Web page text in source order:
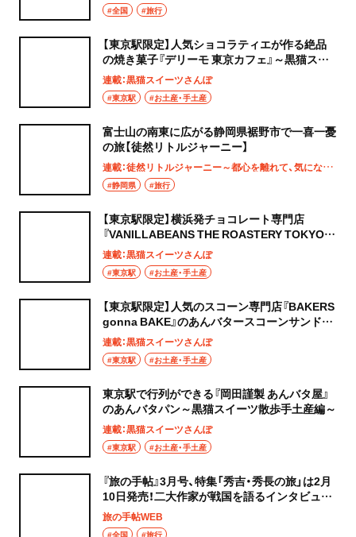
#全国 #旅行
【東京駅限定】人気ショコラティエが作る絶品
の焼き菓子『デリーモ 東京カフェ』～黒猫スイ
ーツ散歩手土産編～
連載：黒猫スイーツさんぽ
#東京駅 #お土産・手土産
富士山の南東に広がる静岡県裾野市で一喜一憂
の旅【徒然リトルジャーニー】
連載：徒然リトルジャーニー～都心を離れて、気になる土地へ
#静岡県 #旅行
【東京駅限定】横浜発チョコレート専門店
『VANILLABEANS THE ROASTERY TOKYO』
のチョコチップクッキー～黒猫スイーツ散歩手
土産編～
連載：黒猫スイーツさんぽ
#東京駅 #お土産・手土産
【東京駅限定】人気のスコーン専門店『BAKERS
gonna BAKE』のあんバタースコーンサンド～
黒猫スイーツ散歩手土産編～
連載：黒猫スイーツさんぽ
#東京駅 #お土産・手土産
東京駅で行列ができる『岡田謹製 あんバタ屋』
のあんバタパン～黒猫スイーツ散歩手土産編～
連載：黒猫スイーツさんぽ
#東京駅 #お土産・手土産
『旅の手帖』3月号、特集「秀吉・秀長の旅」は2月
10日発売！二大作家が戦国を語るインタビュー
も
旅の手帖WEB
#全国 #旅行